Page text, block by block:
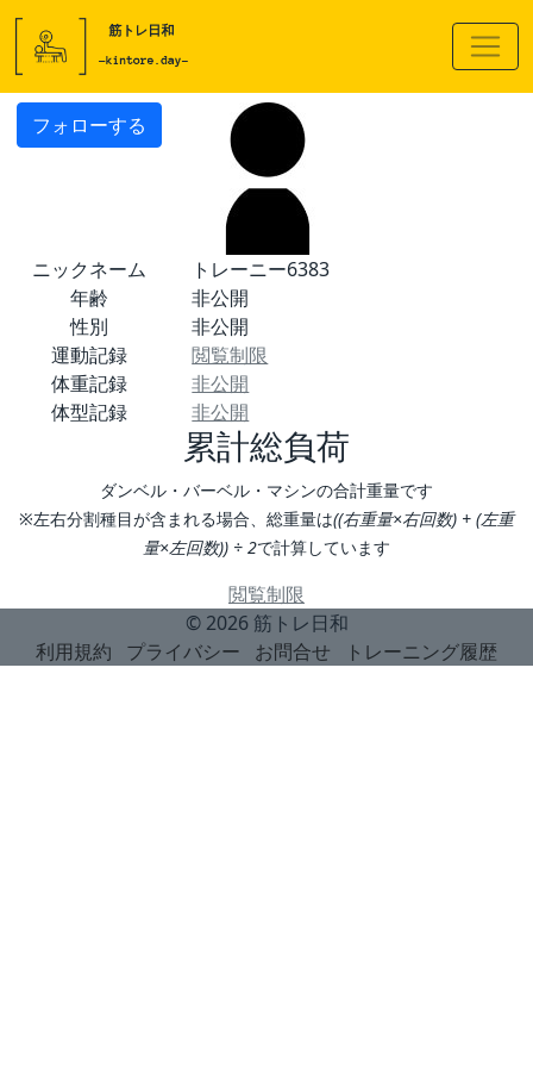
フォローする
ニックネーム
トレーニー6383
年齢
非公開
性別
非公開
運動記録
閲覧制限
体重記録
非公開
体型記録
非公開
累計総負荷
ダンベル・バーベル・マシンの合計重量です
※左右分割種目が含まれる場合、総重量は((右重量×右回数) + (左重
量×左回数)) ÷ 2で計算しています
閲覧制限
© 2026 筋トレ日和
利用規約
プライバシー お問合せ トレーニング履歴